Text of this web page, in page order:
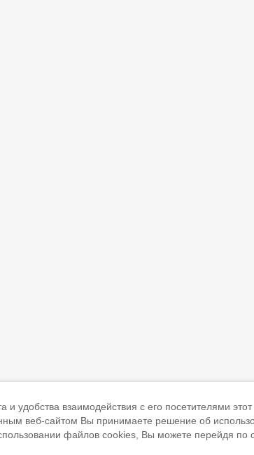
удобства взаимодействия с его посетителями этот
веб-сайтом Вы принимаете решение об
файлов cookies, Вы можете перейдя по